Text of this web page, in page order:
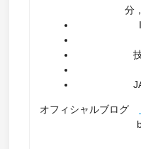
分
オフィシャルブログ